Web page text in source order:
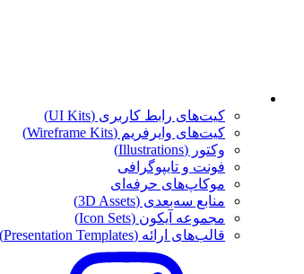
کیت‌های رابط کاربری (UI Kits)
کیت‌های وایرفریم (Wireframe Kits)
وکتور (Illustrations)
فونت‌ و تایپوگرافی
موکاپ‌های حرفه‌ای
منابع سه‌بعدی (3D Assets)
مجموعه آیکون‌ (Icon Sets)
قالب‌های ارائه (Presentation Templates)